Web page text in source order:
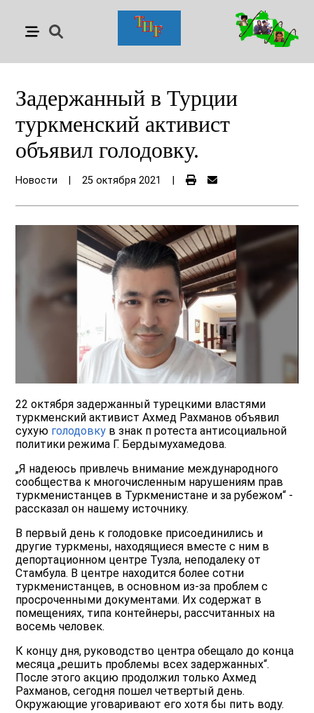
Задержанный в Турции
туркменский активист
объявил голодовку.
Новости 25 октября 2021
22 октября задержанный турецкими властями
туркменский активист Ахмед Рахманов объявил
сухую голодовку в знак п ротеста антисоциальной
политики режима Г. Бердымухамедова.
„Я надеюсь привлечь внимание международного
сообщества к многочисленным нарушениям прав
туркменистанцев в Туркменистане и за рубежом“ -
рассказал он нашему источнику.
В первый день к голодовке присоединились и
другие туркмены, находящиеся вместе с ним в
депортационном центре Тузла, неподалеку от
Стамбула. В центре находится более сотни
туркменистанцев, в основном из-за проблем с
просроченными документами. Их содержат в
помещениях, типа контейнеры, рассчитанных на
восемь человек.
К концу дня, руководство центра обещало до конца
месяца „решить проблемы всех задержанных“.
После этого акцию продолжил только Ахмед
Рахманов, сегодня пошел четвертый день.
Окружающие уговаривают его хотя бы пить воду.